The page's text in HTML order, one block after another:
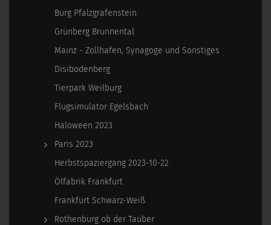
Burg Pfalzgrafenstein
Grünberg Brunnental
Mainz - Zollhafen, Synagoge und Sonstiges
Disibodenberg
Tierpark Weilburg
Flugsimulator Egelsbach
Haloween 2023
Paris 2023
Herbstspaziergang 2023-10-22
Ölfabrik Frankfurt
Frankfurt Schwarz-Weiß
Rothenburg ob der Tauber